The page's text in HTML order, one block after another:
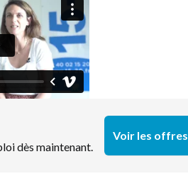
dès maintenant.
Voir les offres